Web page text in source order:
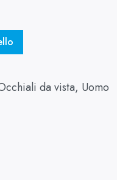
da vista, Uomo